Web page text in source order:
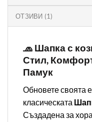
ОТЗИВИ (1)
🧢 Шапка с
Стил,
Памук
Обновете своята
класическата
Създадена за